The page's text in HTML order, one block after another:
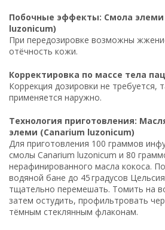
Побочные эффекты: Смола элеми
luzonicum)
При передозировке возможны
отёчность кожи.
Корректировка по массе тела
Коррекция дозировки не требуется,
применяется наружно.
Технология приготовления:
элеми (Canarium luzonicum)
Для приготовления 100 граммов
смолы Canarium luzonicum и 80
нерафинированного масла кокоса.
водяной бане до 45 градусов
тщательно перемешать. Томить на
затем остудить, профильтровать
тёмным стеклянным флаконам.